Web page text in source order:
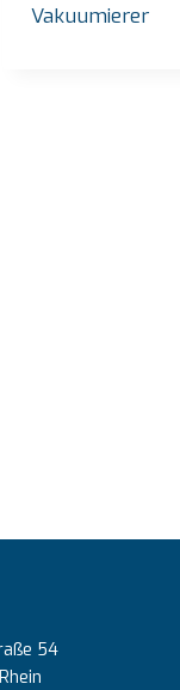
Vakuumierer
54